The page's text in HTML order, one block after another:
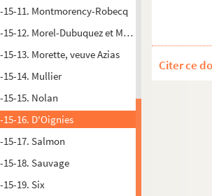
15-11. Montmorency-Robecq
15-12. Morel-Dubuquez et Macquart-Feumal
15-13. Morette, veuve Azias
15-14. Mullier
15-15. Nolan
15-16. D'Oignies
15-17. Salmon
15-18. Sauvage
15-19. Six
Citer ce